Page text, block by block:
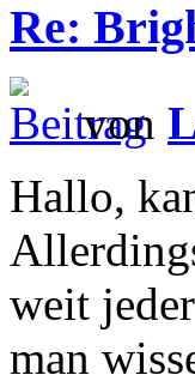
Re:
von
Hallo,
weit
man